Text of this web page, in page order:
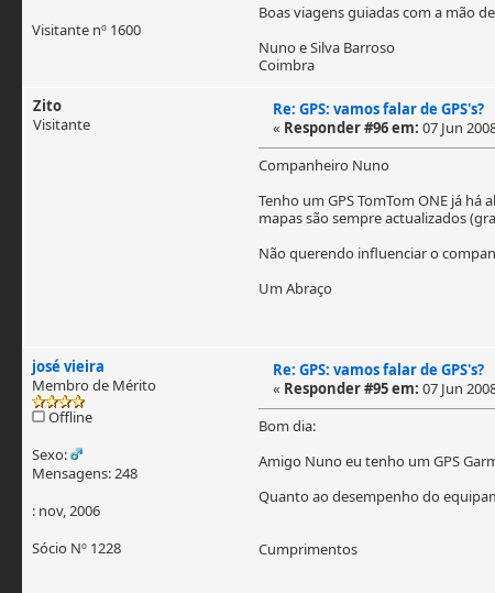
Visitante nº 1600
Boas viagens guiadas com a mão
Nuno e Silva Barroso
Coimbra
Zito
Visitante
Re: GPS: vamos falar de GPS's?
« Responder #96 em: 07 Jun
Companheiro Nuno
Tenho um GPS TomTom ONE já
mapas são sempre actualizados
Não querendo influenciar o
Um Abraço
josé vieira
Membro de Mérito
Offline
Sexo:
Mensagens: 248
: nov, 2006
Sócio Nº 1228
Re: GPS: vamos falar de GPS's?
« Responder #95 em: 07 Jun
Bom dia:
Amigo Nuno eu tenho um GPS
Quanto ao desempenho do
Cumprimentos